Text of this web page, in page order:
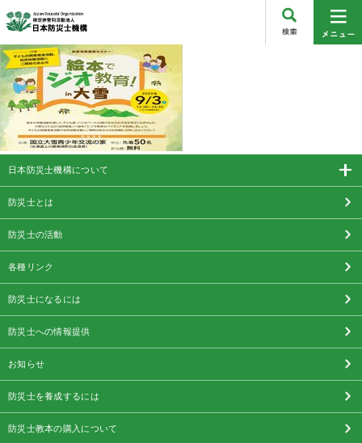
日本防災士機構について
防災士とは
防災士の活動
各種リンク
防災士になるには
防災士への情報提供
お知らせ
防災士を養成するには
防災士教本の購入について